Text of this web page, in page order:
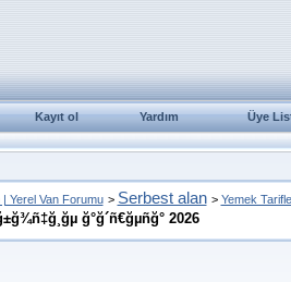
Kayıt ol Yardım Üye
Yerel Van Forumu > Serbest alan > Yemek
ğ°ğ´ñ€ğµñğ° 2026